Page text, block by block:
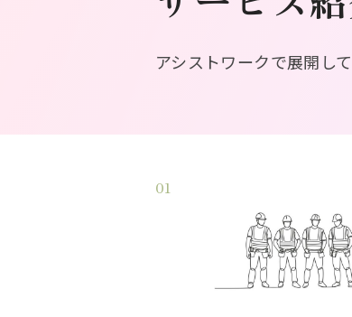
アシストワークで展開し